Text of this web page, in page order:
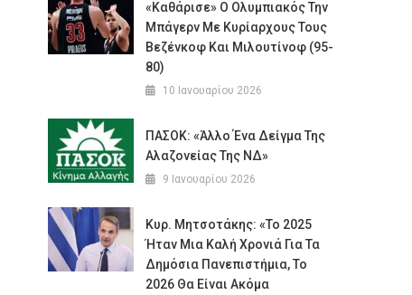
«Καθάρισε» Ο Ολυμπιακός Την
Μπάγερν Με Κυρίαρχους Τους
Βεζένκοφ Και Μιλουτίνοφ (95-
80)
10 Ιανουαρίου 2026
ΠΑΣΟΚ: «Άλλο Ένα Δείγμα Της
Αλαζονείας Της ΝΔ»
9 Ιανουαρίου 2026
Κυρ. Μητσοτάκης: «Το 2025
Ήταν Μια Καλή Χρονιά Για Τα
Δημόσια Πανεπιστήμια, Το
2026 Θα Είναι Ακόμα